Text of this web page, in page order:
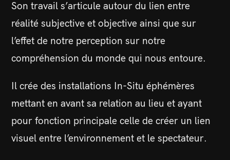
Son travail s’articule autour du lien entre
réalité subjective et objective ainsi que sur
l’effet de notre perception sur notre
compréhension du monde qui nous entoure.
Il crée des installations In-Situ éphémères
mettant en avant sa relation au lieu et ayant
pour fonction principale celle de créer un lien
visuel entre l’environnement et le spectateur.